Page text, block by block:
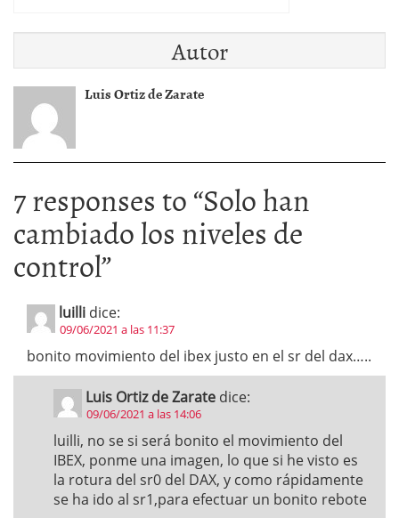
Autor
Luis Ortiz de Zarate
7 responses to “Solo han
cambiado los niveles de
control”
luilli dice:
09/06/2021 a las 11:37
bonito movimiento del ibex justo en el sr del dax…..
Luis Ortiz de Zarate dice:
09/06/2021 a las 14:06
luilli, no se si será bonito el movimiento del
IBEX, ponme una imagen, lo que si he visto es
la rotura del sr0 del DAX, y como rápidamente
se ha ido al sr1,para efectuar un bonito rebote